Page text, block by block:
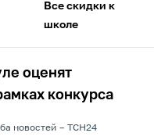
Все скидки к
школе
оценят
конкурса
новостей ТСН24